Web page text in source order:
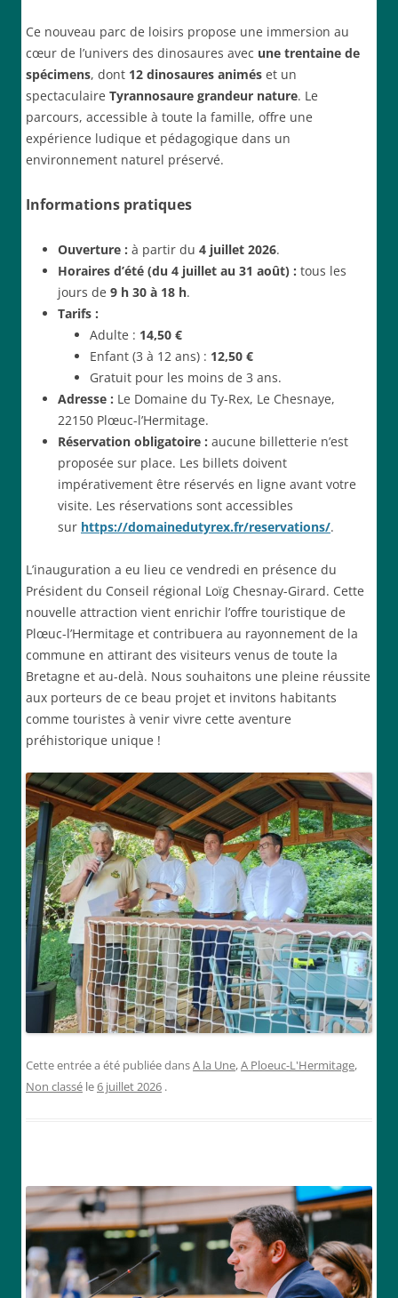
Ce nouveau parc de loisirs propose une immersion au
cœur de l’univers des dinosaures avec une trentaine de
spécimens, dont 12 dinosaures animés et un
spectaculaire Tyrannosaure grandeur nature. Le
parcours, accessible à toute la famille, offre une
expérience ludique et pédagogique dans un
environnement naturel préservé.
Informations pratiques
Ouverture : à partir du 4 juillet 2026.
Horaires d’été (du 4 juillet au 31 août) : tous les
jours de 9 h 30 à 18 h.
Tarifs :
Adulte : 14,50 €
Enfant (3 à 12 ans) : 12,50 €
Gratuit pour les moins de 3 ans.
Adresse : Le Domaine du Ty-Rex, Le Chesnaye,
22150 Plœuc-l’Hermitage.
Réservation obligatoire : aucune billetterie n’est
proposée sur place. Les billets doivent
impérativement être réservés en ligne avant votre
visite. Les réservations sont accessibles
sur https://domainedutyrex.fr/reservations/.
L’inauguration a eu lieu ce vendredi en présence du
Président du Conseil régional Loïg Chesnay-Girard. Cette
nouvelle attraction vient enrichir l’offre touristique de
Plœuc-l’Hermitage et contribuera au rayonnement de la
commune en attirant des visiteurs venus de toute la
Bretagne et au-delà. Nous souhaitons une pleine réussite
aux porteurs de ce beau projet et invitons habitants
comme touristes à venir vivre cette aventure
préhistorique unique !
Cette entrée a été publiée dansA la Une,A Ploeuc-L'Hermitage,
Non classé le6 juillet 2026 .